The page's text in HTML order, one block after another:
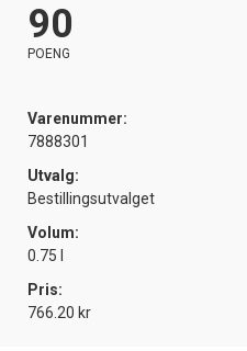
90
POENG
Varenummer:
7888301
Utvalg:
Bestillingsutvalget
Volum:
0.75 l
Pris:
766.20 kr